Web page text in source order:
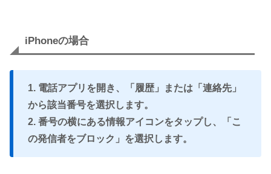
iPhoneの場合
1. 電話アプリを開き、「履歴」または「連絡先」
から該当番号を選択します。
2. 番号の横にある情報アイコンをタップし、「こ
の発信者をブロック」を選択します。